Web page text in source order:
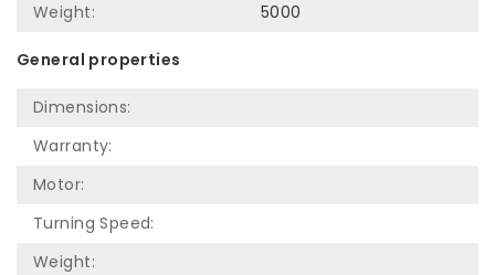
Weight:
5000
General properties
Dimensions:
Warranty:
Motor:
Turning Speed:
Weight: